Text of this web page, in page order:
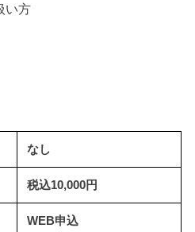
い方
なし
税込10,000円
WEB申込